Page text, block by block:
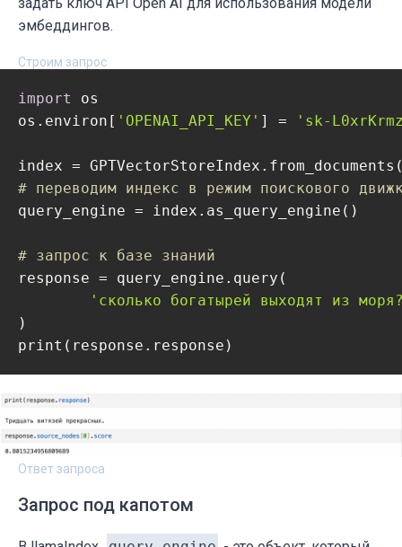
задать ключ API Open AI для использования модели
эмбеддингов.
Строим запрос
import
os
os.environ[ 'OPENAI_API_KEY' ] = 'sk-
# переводим индекс в режим поискового
query_engine = index.as_query_engine()
# запрос к базе знаний
response = query_engine.query(
'сколько богатырей выходят из
)
Ответ запроса
Запрос под капотом